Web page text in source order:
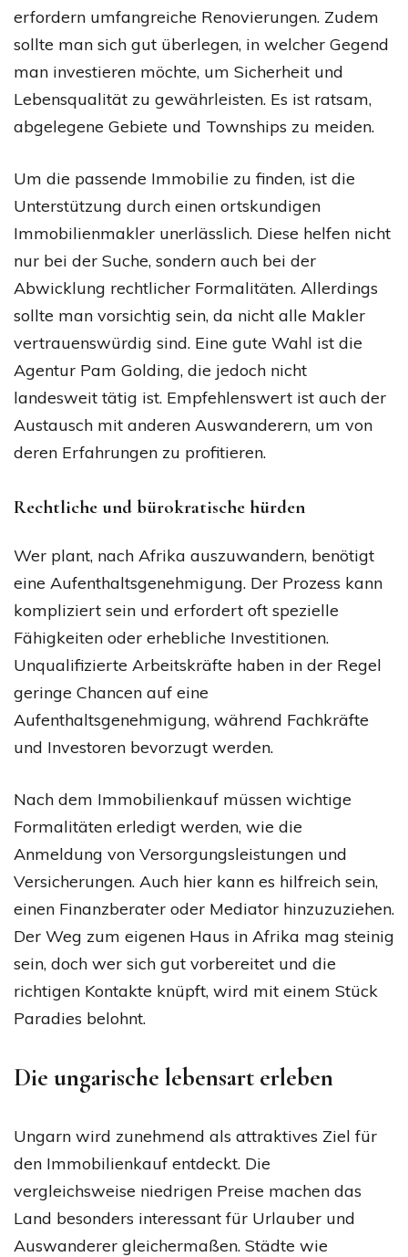
erfordern umfangreiche Renovierungen. Zudem
sollte man sich gut überlegen, in welcher Gegend
man investieren möchte, um Sicherheit und
Lebensqualität zu gewährleisten. Es ist ratsam,
abgelegene Gebiete und Townships zu meiden.
Um die passende Immobilie zu finden, ist die
Unterstützung durch einen ortskundigen
Immobilienmakler unerlässlich. Diese helfen nicht
nur bei der Suche, sondern auch bei der
Abwicklung rechtlicher Formalitäten. Allerdings
sollte man vorsichtig sein, da nicht alle Makler
vertrauenswürdig sind. Eine gute Wahl ist die
Agentur Pam Golding, die jedoch nicht
landesweit tätig ist. Empfehlenswert ist auch der
Austausch mit anderen Auswanderern, um von
deren Erfahrungen zu profitieren.
Rechtliche und bürokratische hürden
Wer plant, nach Afrika auszuwandern, benötigt
eine Aufenthaltsgenehmigung. Der Prozess kann
kompliziert sein und erfordert oft spezielle
Fähigkeiten oder erhebliche Investitionen.
Unqualifizierte Arbeitskräfte haben in der Regel
geringe Chancen auf eine
Aufenthaltsgenehmigung, während Fachkräfte
und Investoren bevorzugt werden.
Nach dem Immobilienkauf müssen wichtige
Formalitäten erledigt werden, wie die
Anmeldung von Versorgungsleistungen und
Versicherungen. Auch hier kann es hilfreich sein,
einen Finanzberater oder Mediator hinzuzuziehen.
Der Weg zum eigenen Haus in Afrika mag steinig
sein, doch wer sich gut vorbereitet und die
richtigen Kontakte knüpft, wird mit einem Stück
Paradies belohnt.
Die ungarische lebensart erleben
Ungarn wird zunehmend als attraktives Ziel für
den Immobilienkauf entdeckt. Die
vergleichsweise niedrigen Preise machen das
Land besonders interessant für Urlauber und
Auswanderer gleichermaßen. Städte wie